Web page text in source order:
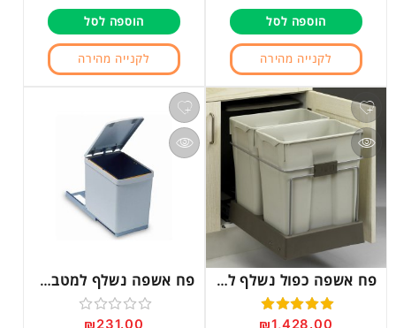
0
5
הוספה לסל
לקנייה מהירה
0
5
הוספה לסל
לקנייה מהירה
פח אשפה כפול נשלף למטבח דגם P551
₪1,428.00
פח אשפה נשלף למטבח דגם 280 לבן
₪231.00